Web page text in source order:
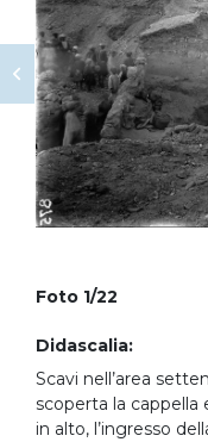
Foto 1/22
Didascalia:
Scavi nell’area
scoperta la cappella
in alto, l’ingresso